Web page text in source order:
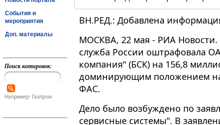
События и
мероприятия
Доп. материалы
Поиск котировок:
Например: Газпром
ВН.РЕД.: Добавлена
МОСКВА, 22 мая - РИА
служба России оштрафовала
компания" (БСК) на 156,8
доминирующим положением
ФАС.
Дело было возбуждено по
сервисные системы". В